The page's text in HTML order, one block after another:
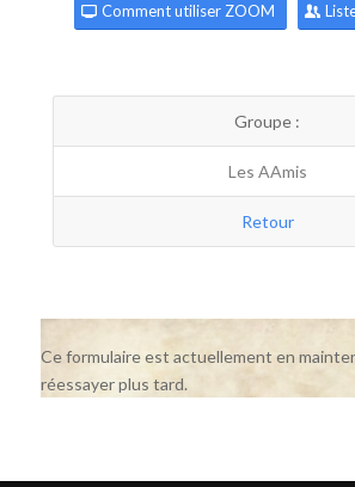
Comment utiliser ZOOM
Groupe :
Les AAmis
Retour
Ce formulaire est actuellement en
réessayer plus tard.